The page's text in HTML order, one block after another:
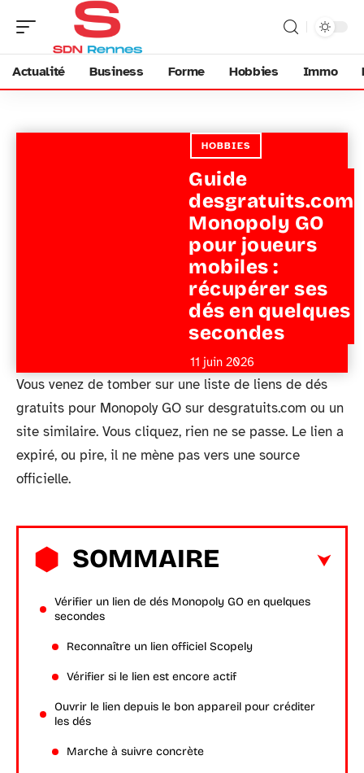
Actualité Business Forme Hobbies Immo
HOBBIES
Guide
desgratuits.com
Monopoly GO
pour joueurs
mobiles :
récupérer ses
dés en quelques
secondes
11 juin 2026
Vous venez de tomber sur une liste de liens de dés
gratuits pour Monopoly GO sur desgratuits.com ou un
site similaire. Vous cliquez, rien ne se passe. Le lien a
expiré, ou pire, il ne mène pas vers une source
officielle.
SOMMAIRE
Vérifier un lien de dés Monopoly GO en quelques
secondes
Reconnaître un lien officiel Scopely
Vérifier si le lien est encore actif
Ouvrir le lien depuis le bon appareil pour créditer
les dés
Marche à suivre concrète